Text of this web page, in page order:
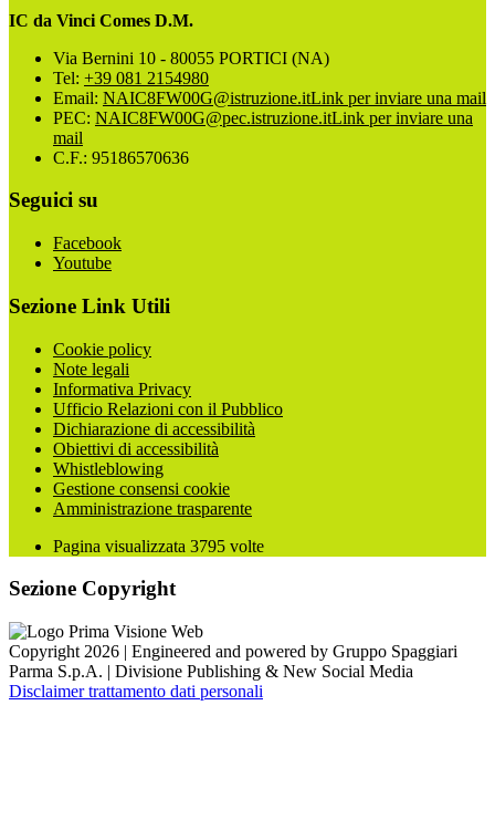
IC da Vinci Comes D.M.
Via Bernini 10 - 80055 PORTICI (NA)
Tel: +39 081 2154980
Email: NAIC8FW00G@istruzione.itLink per inviare una mail
PEC: NAIC8FW00G@pec.istruzione.itLink per inviare una
mail
C.F.: 95186570636
Seguici su
Facebook
Youtube
Sezione Link Utili
Cookie policy
Note legali
Informativa Privacy
Ufficio Relazioni con il Pubblico
Dichiarazione di accessibilità
Obiettivi di accessibilità
Whistleblowing
Gestione consensi cookie
Amministrazione trasparente
Pagina visualizzata 3795 volte
Sezione Copyright
Copyright 2026 | Engineered and powered by Gruppo Spaggiari
Parma S.p.A. | Divisione Publishing & New Social Media
Disclaimer trattamento dati personali